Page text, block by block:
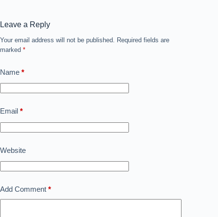
Leave a Reply
Your email address will not be published.
Required fields are
marked *
Name *
Email *
Website
Add Comment *